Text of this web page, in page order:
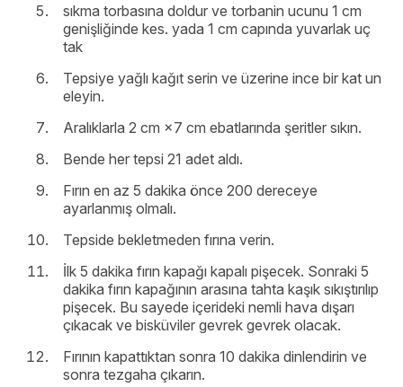
sıkma torbasına doldur ve torbanin ucunu 1 cm
genişliğinde kes. yada 1 cm capında yuvarlak uç
tak
Tepsiye yağlı kağıt serin ve üzerine ince bir kat un
eleyin.
Aralıklarla 2 cm ×7 cm ebatlarında şeritler sıkın.
Bende her tepsi 21 adet aldı.
Fırın en az 5 dakika önce 200 dereceye
ayarlanmış olmalı.
Tepside bekletmeden fırına verin.
İlk 5 dakika fırın kapağı kapalı pişecek. Sonraki 5
dakika fırın kapağının arasına tahta kaşık sıkıştırılıp
pişecek. Bu sayede içerideki nemli hava dışarı
çıkacak ve bisküviler gevrek gevrek olacak.
Fırının kapattıktan sonra 10 dakika dinlendirin ve
sonra tezgaha çıkarın.